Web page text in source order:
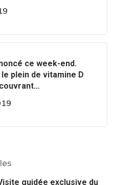
ce week-end.
plein de vitamine D
guidée exclusive du